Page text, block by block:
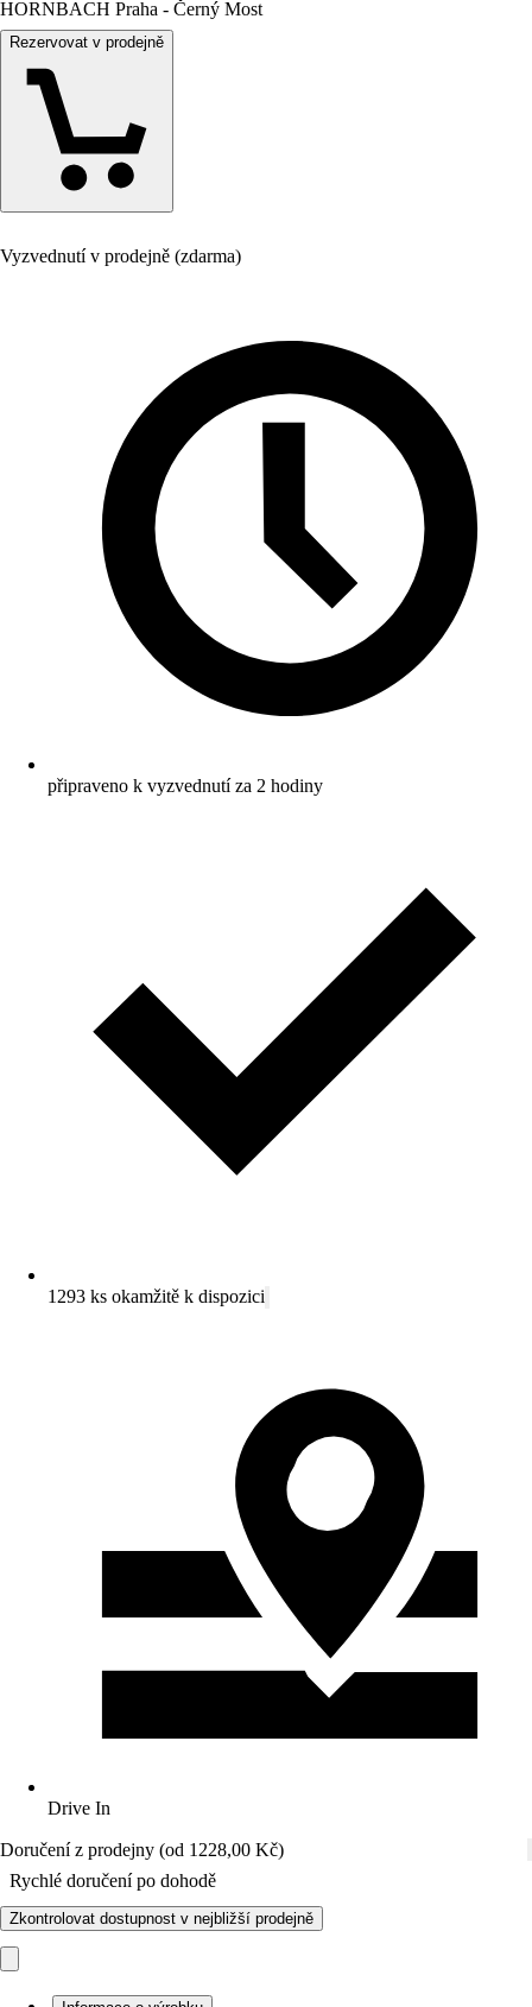
HORNBACH Praha - Černý Most
Rezervovat v prodejně
Vyzvednutí v prodejně (zdarma)
připraveno k vyzvednutí za 2 hodiny
1293 ks okamžitě k dispozici
Drive In
Doručení z prodejny (od 1228,00 Kč)
Rychlé doručení po dohodě
Zkontrolovat dostupnost v nejbližší prodejně